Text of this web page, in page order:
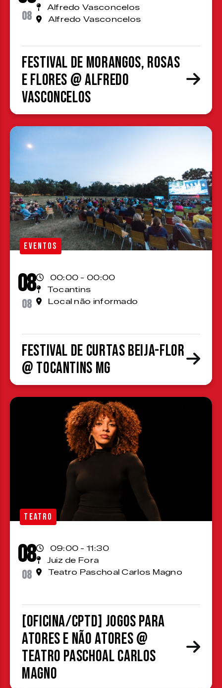
08
Alfredo Vasconcelos
Alfredo Vasconcelos
Festival de Morangos, Rosas
e Flores @ Alfredo
Vasconcelos
EVENTOS
08
08
00:00 - 00:00
Tocantins
Local não informado
Festival de Curtas Beija-Flor
@ Tocantins MG
TEATRO
08
08
09:00 - 11:30
Juiz de Fora
Teatro Paschoal Carlos Magno
[OFICINA/CPTD] Jogos para
atores e não atores @
Teatro Paschoal Carlos
Magno